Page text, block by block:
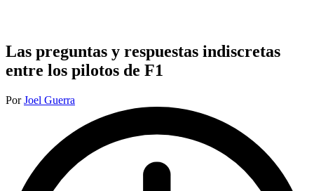
Las preguntas y respuestas indiscretas
entre los pilotos de F1
Publicado
PorJoel Guerra